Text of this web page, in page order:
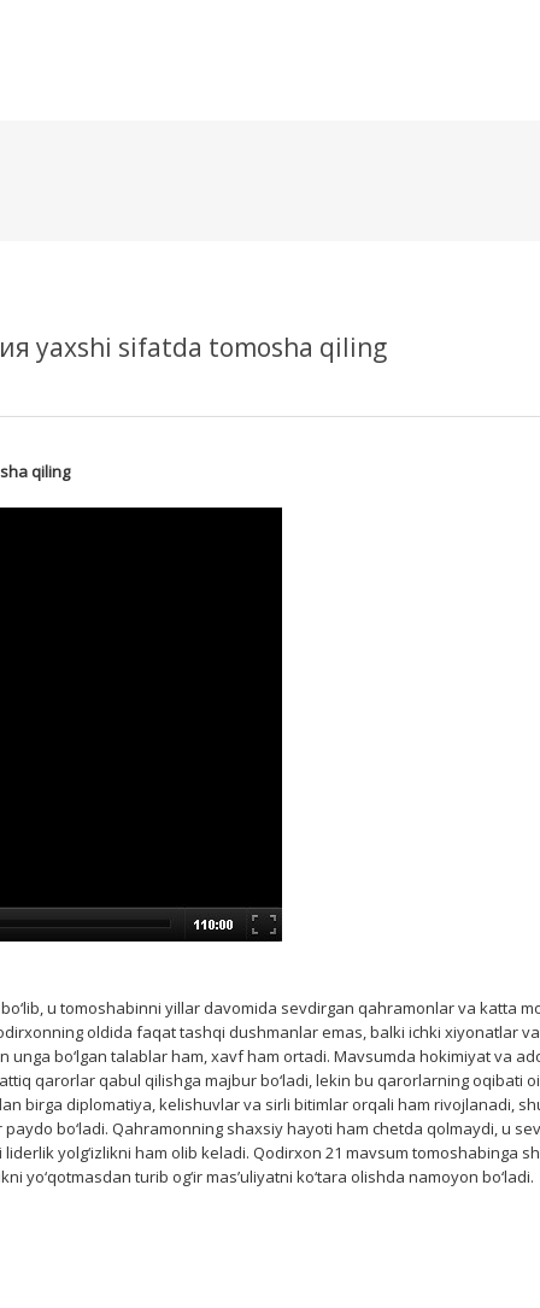
yaxshi sifatda tomosha qiling
qiling
u tomoshabinni yillar davomida sevdirgan qahramonlar va katta
oldida faqat tashqi dushmanlar emas, balki ichki xiyonatlar
unga bo‘lgan talablar ham, xavf ham ortadi. Mavsumda hokimiyat va
qarorlar qabul qilishga majbur bo‘ladi, lekin bu qarorlarning oqibati
birga diplomatiya, kelishuvlar va sirli bitimlar orqali ham rivojlanadi,
bo‘ladi. Qahramonning shaxsiy hayoti ham chetda qolmaydi, u
yolg‘izlikni ham olib keladi. Qodirxon 21 mavsum tomoshabinga
yo‘qotmasdan turib og‘ir mas’uliyatni ko‘tara olishda namoyon bo‘ladi.